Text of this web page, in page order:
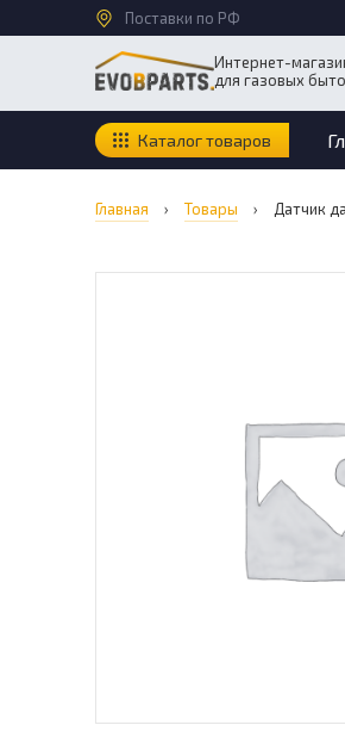
Поставки по РФ
Интернет-
для газовых
Каталог товаров
Главная › Товары › Датчик